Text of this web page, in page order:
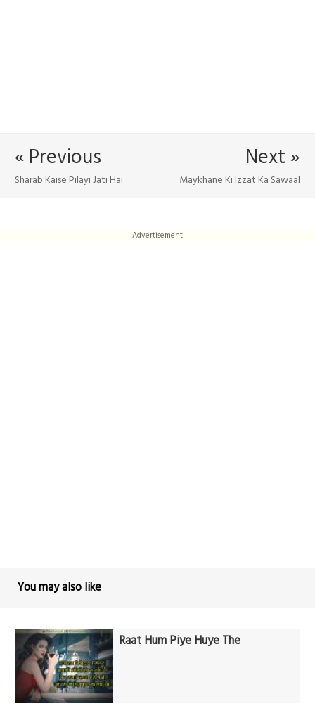
Next »
Maykhane Ki Izzat Ka Sawaal
« Previous
Sharab Kaise Pilayi Jati Hai
Advertisement
You may also like
Raat Hum Piye Huye The